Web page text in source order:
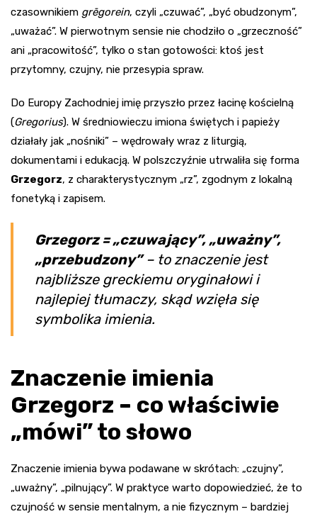
czasownikiem grēgorein, czyli „czuwać”, „być obudzonym”,
„uważać”. W pierwotnym sensie nie chodziło o „grzeczność”
ani „pracowitość”, tylko o stan gotowości: ktoś jest
przytomny, czujny, nie przesypia spraw.
Do Europy Zachodniej imię przyszło przez łacinę kościelną
(Gregorius). W średniowieczu imiona świętych i papieży
działały jak „nośniki” – wędrowały wraz z liturgią,
dokumentami i edukacją. W polszczyźnie utrwaliła się forma
Grzegorz, z charakterystycznym „rz”, zgodnym z lokalną
fonetyką i zapisem.
Grzegorz = „czuwający”, „uważny”,
„przebudzony”– to znaczenie jest
najbliższe greckiemu oryginałowi i
najlepiej tłumaczy, skąd wzięła się
symbolika imienia.
Znaczenie imienia
Grzegorz – co właściwie
„mówi” to słowo
Znaczenie imienia bywa podawane w skrótach: „czujny”,
„uważny”, „pilnujący”. W praktyce warto dopowiedzieć, że to
czujność w sensie mentalnym, a nie fizycznym – bardziej